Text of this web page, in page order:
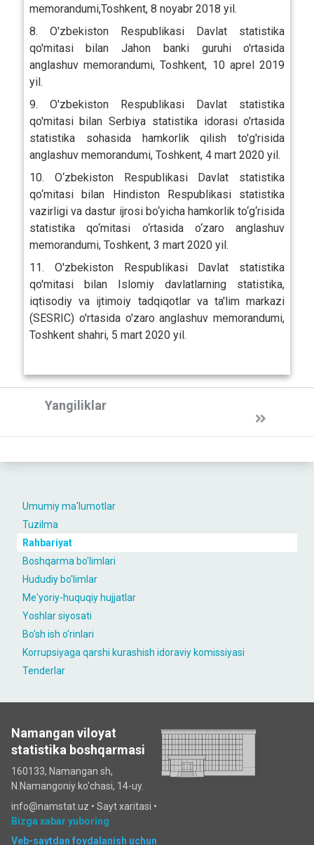
Umumiy ma'lumotlar
Tuzilma
Rahbariyat
Boshqarma bo'limlari
Hududiy bo'limlar
Me'yoriy-huquqiy hujjatlar
Yoshlar siyosati
Bo'sh ish o'rinlari
Korrupsiyaga qarshi kurashish idoraviy komissiyasi
Tenderlar
memorandumi,Toshkent, 8 noyabr 2018 yil.
8. O'zbekiston Respublikasi Davlat statistika
qo'mitasi bilan Jahon banki guruhi o'rtasida
anglashuv memorandumi, Toshkent, 10 aprel 2019
yil.
9. O'zbekiston Respublikasi Davlat statistika
qo'mitasi bilan Serbiya statistika idorasi o'rtasida
statistika sohasida hamkorlik qilish to'g'risida
anglashuv memorandumi, Toshkent, 4 mart 2020 yil.
10. O‘zbekiston Respublikasi Davlat statistika
qo‘mitasi bilan Hindiston Respublikasi statistika
vazirligi va dastur ijrosi bo‘yicha hamkorlik to‘g‘risida
statistika qo‘mitasi o‘rtasida o‘zaro anglashuv
memorandumi, Toshkent, 3 mart 2020 yil.
11. O'zbekiston Respublikasi Davlat statistika
qo'mitasi bilan Islomiy davlatlarning statistika,
iqtisodiy va ijtimoiy tadqiqotlar va ta'lim markazi
(SESRIC) o'rtasida o'zaro anglashuv memorandumi,
Toshkent shahri, 5 mart 2020 yil.
Yangiliklar
Namangan viloyat
statistika boshqarmasi
160133, Namangan sh,
N.Namangoniy ko'chasi, 14-uy.
info@namstat.uz • Sayt xaritasi •
Bizga xabar yuboring
Veb-saytdan foydalanish uchun